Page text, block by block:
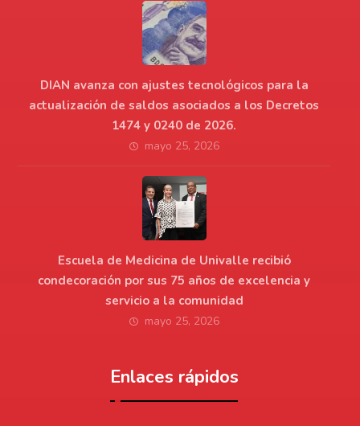
DIAN avanza con ajustes tecnológicos para la
actualización de saldos asociados a los Decretos
1474 y 0240 de 2026.
mayo 25, 2026
Escuela de Medicina de Univalle recibió
condecoración por sus 75 años de excelencia y
servicio a la comunidad
mayo 25, 2026
Enlaces rápidos